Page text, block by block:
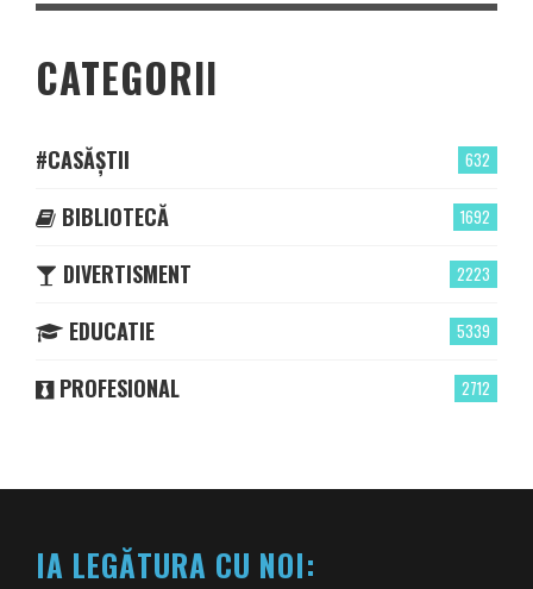
CATEGORII
632
#CASĂȘTII
1692
BIBLIOTECĂ
2223
DIVERTISMENT
5339
EDUCATIE
2712
PROFESIONAL
IA LEGĂTURA CU NOI: